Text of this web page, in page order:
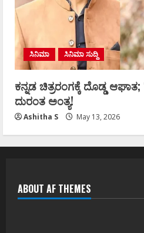
ಸಿನಿಮಾ ಸಿನಿಮಾ ಸುದ್ದಿ
ಕನ್ನಡ ಚಿತ್ರರಂಗಕ್ಕೆ ದೊಡ್ಡ
ದುರಂತ ಅಂತ್ಯ!
Ashitha S May 13, 2026
ABOUT AF THEMES